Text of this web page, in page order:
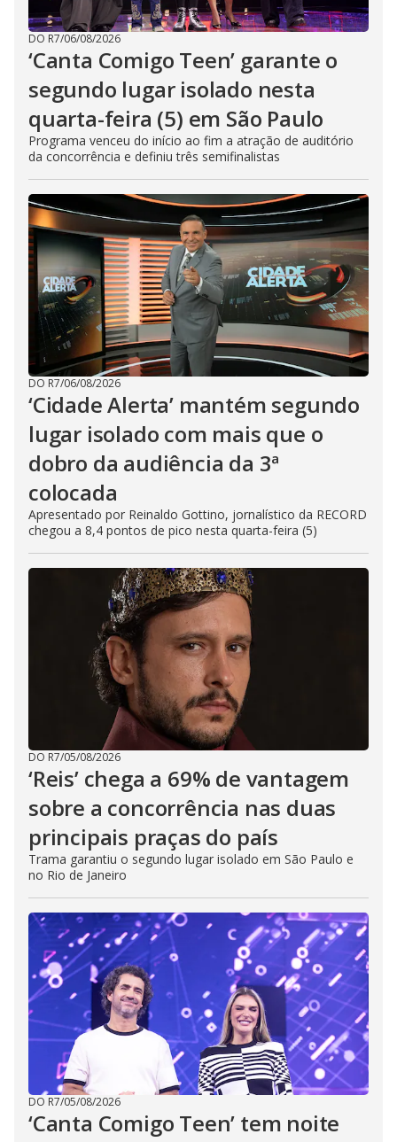
DO R7/06/08/2026
‘Canta Comigo Teen’ garante o
segundo lugar isolado nesta
quarta-feira (5) em São Paulo
Programa venceu do início ao fim a atração de auditório
da concorrência e definiu três semifinalistas
DO R7/06/08/2026
‘Cidade Alerta’ mantém segundo
lugar isolado com mais que o
dobro da audiência da 3ª
colocada
Apresentado por Reinaldo Gottino, jornalístico da RECORD
chegou a 8,4 pontos de pico nesta quarta-feira (5)
DO R7/05/08/2026
‘Reis’ chega a 69% de vantagem
sobre a concorrência nas duas
principais praças do país
Trama garantiu o segundo lugar isolado em São Paulo e
no Rio de Janeiro
DO R7/05/08/2026
‘Canta Comigo Teen’ tem noite